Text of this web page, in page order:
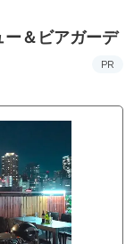
＆ビアガーデ
PR